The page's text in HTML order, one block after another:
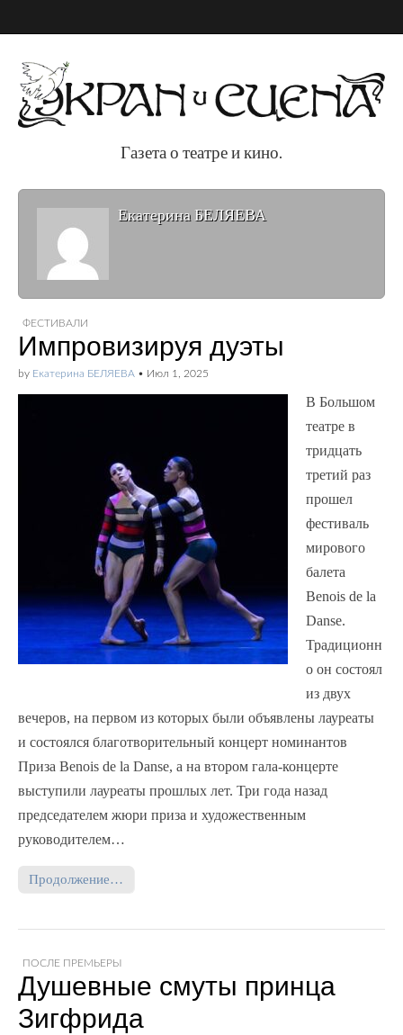
Газета о театре и
кино.
Газета о театре и кино.
Екатерина БЕЛЯЕВА
ФЕСТИВАЛИ
Импровизируя дуэты
by Екатерина БЕЛЯЕВА • Июл 1, 2025
В Большом
театре в
тридцать
третий раз
прошел
фестиваль
мирового
балета
Benois de la
Danse.
Традиционн
о он состоял
из двух
вечеров, на первом из которых были объявлены лауреаты
и состоялся благотворительный концерт номинантов
Приза Benois de la Danse, а на втором гала-концерте
выступили лауреаты прошлых лет. Три года назад
председателем жюри приза и художественным
руководителем…
Продолжение…
ПОСЛЕ ПРЕМЬЕРЫ
Душевные смуты принца
Зигфрида